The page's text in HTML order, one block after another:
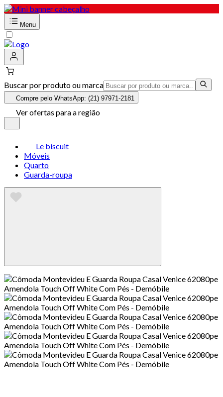
Menu
Buscar por produto ou marca
Compre pelo WhatsApp: (21) 97971-2181
Ver ofertas para a região
Le biscuit
Móveis
Quarto
Guarda-roupa